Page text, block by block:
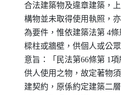
合法建築物及違章建築，
構物並未取得使用執照
為要件，惟依建築法第
樑柱或牆壁，供個人或
意旨：「民法第66條第
供人使用之物，故定著
建契約，原係約定建築